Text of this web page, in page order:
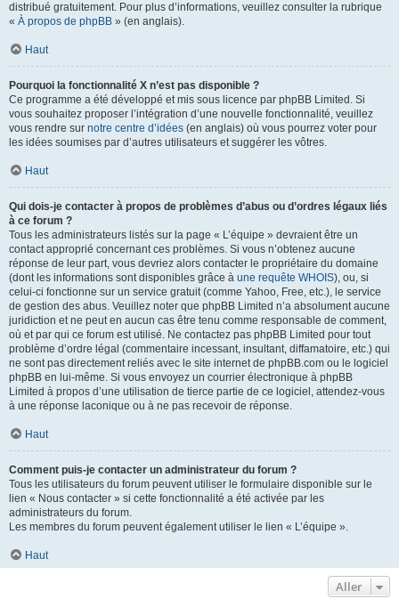
distribué gratuitement. Pour plus d’informations, veuillez consulter la rubrique
« À propos de phpBB » (en anglais).
Haut
Pourquoi la fonctionnalité X n’est pas disponible ?
Ce programme a été développé et mis sous licence par phpBB Limited. Si
vous souhaitez proposer l’intégration d’une nouvelle fonctionnalité, veuillez
vous rendre sur notre centre d’idées (en anglais) où vous pourrez voter pour
les idées soumises par d’autres utilisateurs et suggérer les vôtres.
Haut
Qui dois-je contacter à propos de problèmes d’abus ou d’ordres légaux liés
à ce forum ?
Tous les administrateurs listés sur la page « L’équipe » devraient être un
contact approprié concernant ces problèmes. Si vous n’obtenez aucune
réponse de leur part, vous devriez alors contacter le propriétaire du domaine
(dont les informations sont disponibles grâce à une requête WHOIS), ou, si
celui-ci fonctionne sur un service gratuit (comme Yahoo, Free, etc.), le service
de gestion des abus. Veuillez noter que phpBB Limited n’a absolument aucune
juridiction et ne peut en aucun cas être tenu comme responsable de comment,
où et par qui ce forum est utilisé. Ne contactez pas phpBB Limited pour tout
problème d’ordre légal (commentaire incessant, insultant, diffamatoire, etc.) qui
ne sont pas directement reliés avec le site internet de phpBB.com ou le logiciel
phpBB en lui-même. Si vous envoyez un courrier électronique à phpBB
Limited à propos d’une utilisation de tierce partie de ce logiciel, attendez-vous
à une réponse laconique ou à ne pas recevoir de réponse.
Haut
Comment puis-je contacter un administrateur du forum ?
Tous les utilisateurs du forum peuvent utiliser le formulaire disponible sur le
lien « Nous contacter » si cette fonctionnalité a été activée par les
administrateurs du forum.
Les membres du forum peuvent également utiliser le lien « L’équipe ».
Haut
Aller